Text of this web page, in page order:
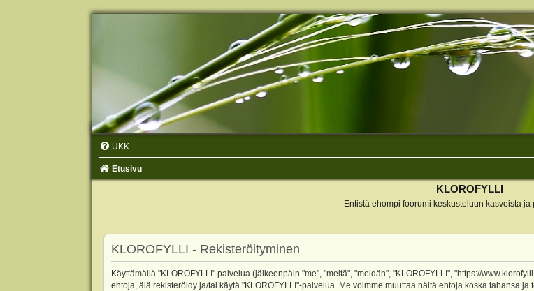
UKK
Etusivu
KLOROFYLLI
Entistä ehompi foorumi keskusteluun kasveista ja
KLOROFYLLI - Rekisteröityminen
Käyttämällä "KLOROFYLLI" palvelua (jälkeenpäin "me", "meitä", "meidän", "KLOROFYLLI", "https://
ehtoja, älä rekisteröidy ja/tai käytä "KLOROFYLLI"-palvelua. Me voimme muuttaa näitä ehtoja koska tahansa